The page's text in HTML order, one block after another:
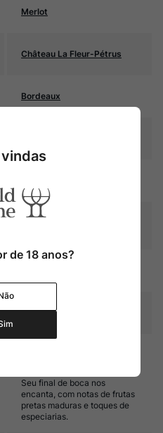
Merlot
Château La Fleur-Pétrus
Bordeaux
violáceos
16ºC – 18ºC
Seu final de boca nos
encanta, com notas de frutas
pretas maduras e toques de
especiarias.
de 18 anos?